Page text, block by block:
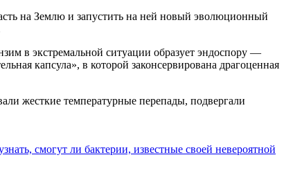
на Землю и запустить на ней новый эволюционный
в экстремальной ситуации образует эндоспору —
капсула», в которой законсервирована драгоценная
жесткие температурные перепады, подвергали
смогут ли бактерии, известные своей невероятной